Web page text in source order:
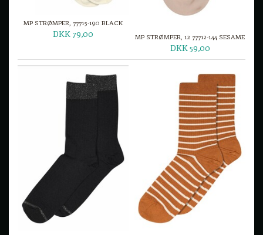
MP STRØMPER, 77715-190 BLACK
DKK 79,00 MP STRØMPER, 12 77712-144 SESAME
DKK 59,00